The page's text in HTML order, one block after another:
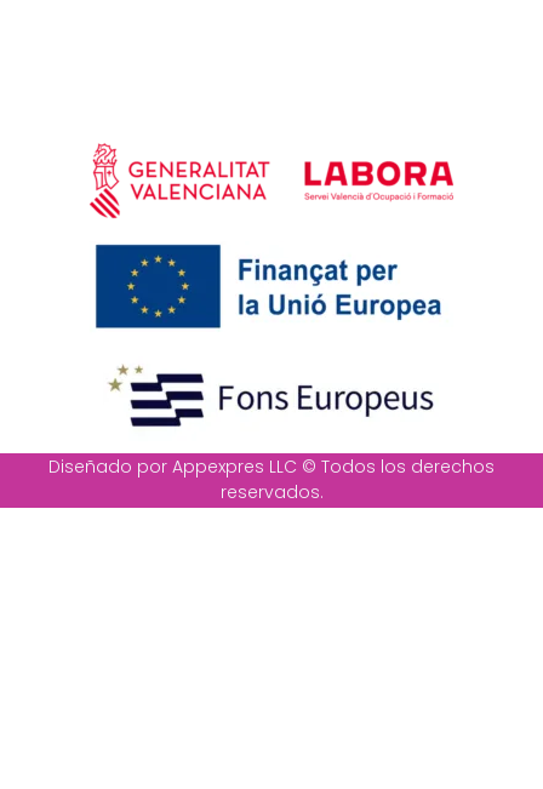
Diseñado por Appexpres LLC © Todos los derechos
reservados.